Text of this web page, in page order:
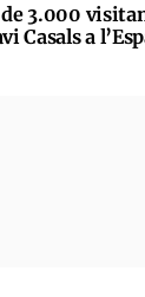
3.000
Casals a